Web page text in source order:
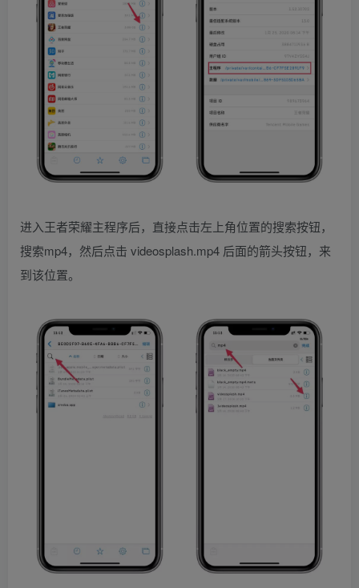
进入王者荣耀主程序后，直接点击左上角位置的搜索按钮，
搜索mp4，然后点击 videosplash.mp4 后面的箭头按钮，来
到该位置。